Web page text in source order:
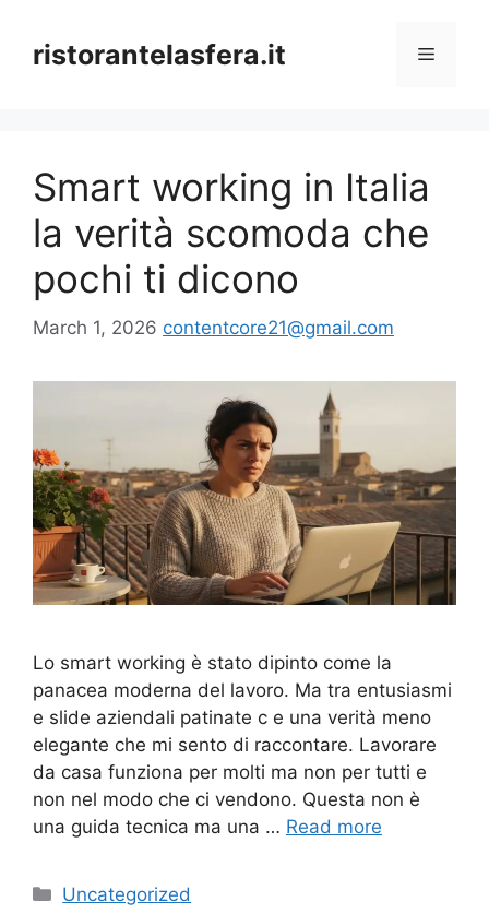
contentristorantelasfera.it Menu
Smart working in Italia
la verità scomoda che
pochi ti dicono
March 1, 2026 contentcore21@gmail.com
Lo smart working è stato dipinto come la
panacea moderna del lavoro. Ma tra entusiasmi
e slide aziendali patinate c e una verità meno
elegante che mi sento di raccontare. Lavorare
da casa funziona per molti ma non per tutti e
non nel modo che ci vendono. Questa non è
una guida tecnica ma una … Read more
Categories
Uncategorized